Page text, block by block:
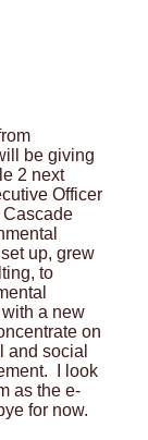
be giving
2 next
Officer
up, grew
to
a new
on
and social
I look
as the e-
for now.